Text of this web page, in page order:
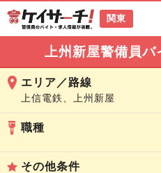
関東
上州新屋警備員
エリア／路線
上信電鉄、上州新屋
職種
その他条件